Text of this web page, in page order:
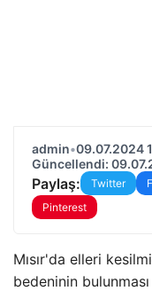
admin•09.07.2024
Güncellendi:
Paylaş: Twitter
Pinterest
Mısır'da elleri
bedeninin